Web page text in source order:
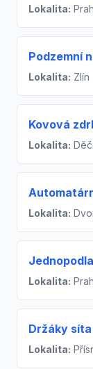
Lokalita:
Podzemní
Lokalita: Zlín
Kovová
Lokalita:
Lokalita:
Lokalita:
Držáky síta
Lokalita: